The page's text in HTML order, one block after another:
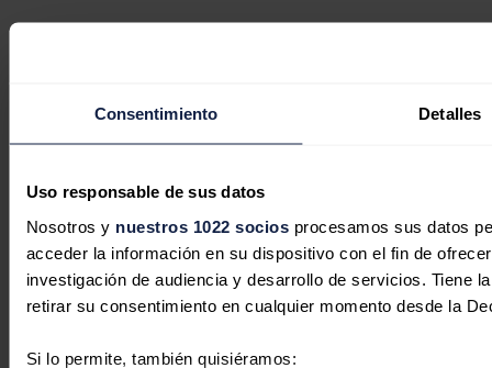
Consentimiento Detalles
Uso responsable de sus datos
Nosotros y nuestros 1022 sociosprocesamos sus datos
acceder la información en su dispositivo con el fin de
investigación de audiencia y desarrollo de servicios. Tiene
retirar su consentimiento en cualquier momento desde la
Si lo permite, también quisiéramos: